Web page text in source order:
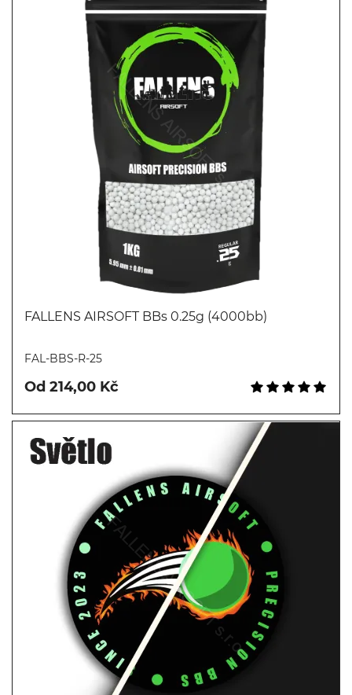
FALLENS AIRSOFT BBs 0.25g (4000bb)
FAL-BBS-R-25
Od 214,00 Kč